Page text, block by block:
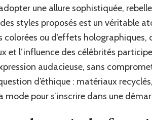
une allure sophistiquée,
styles proposés est un véritable
colorées ou d’effets
et l’influence des célébrités
audacieuse, sans
d’éthique : matériaux
mode pour s’inscrire dans une